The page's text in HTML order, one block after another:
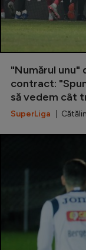
"Numărul unu"
contract:
să vedem cât
SuperLiga |